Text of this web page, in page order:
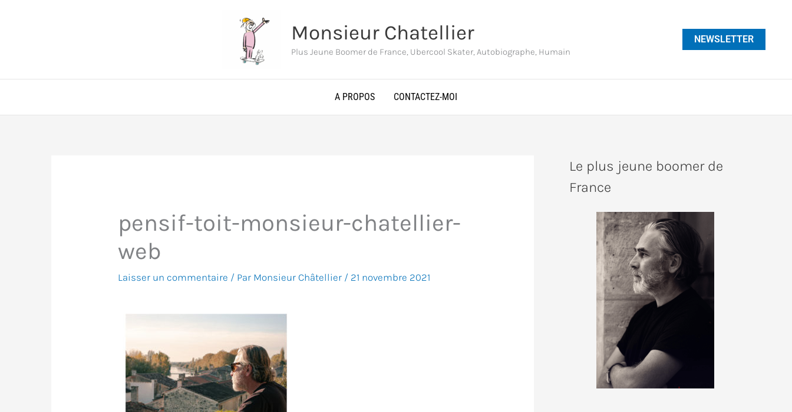
Monsieur Chatellier
Plus Jeune Boomer de France, Ubercool Skater, Autobiographe, Humain
NEWSLETTER
A PROPOS CONTACTEZ-MOI
pensif-toit-monsieur-chatellier-
web
Laisser un commentaire / Par Monsieur Châtellier / 21 novembre 2021
Le plus jeune boomer de
France